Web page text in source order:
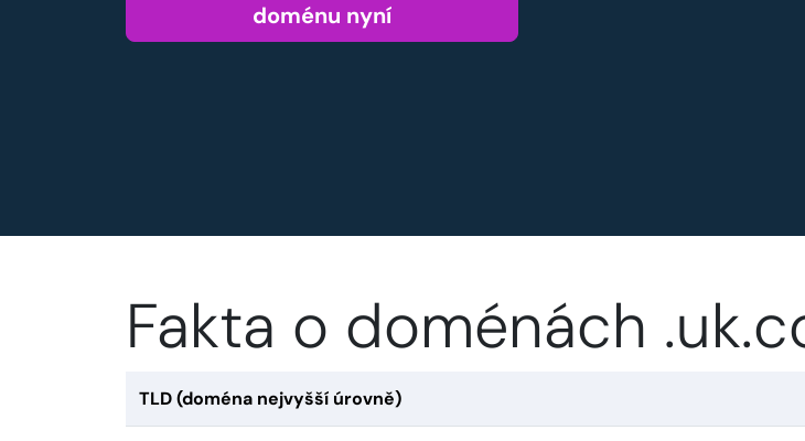
doménu nyní
Fakta o doménách
TLD (doména nejvyšší úrovně)